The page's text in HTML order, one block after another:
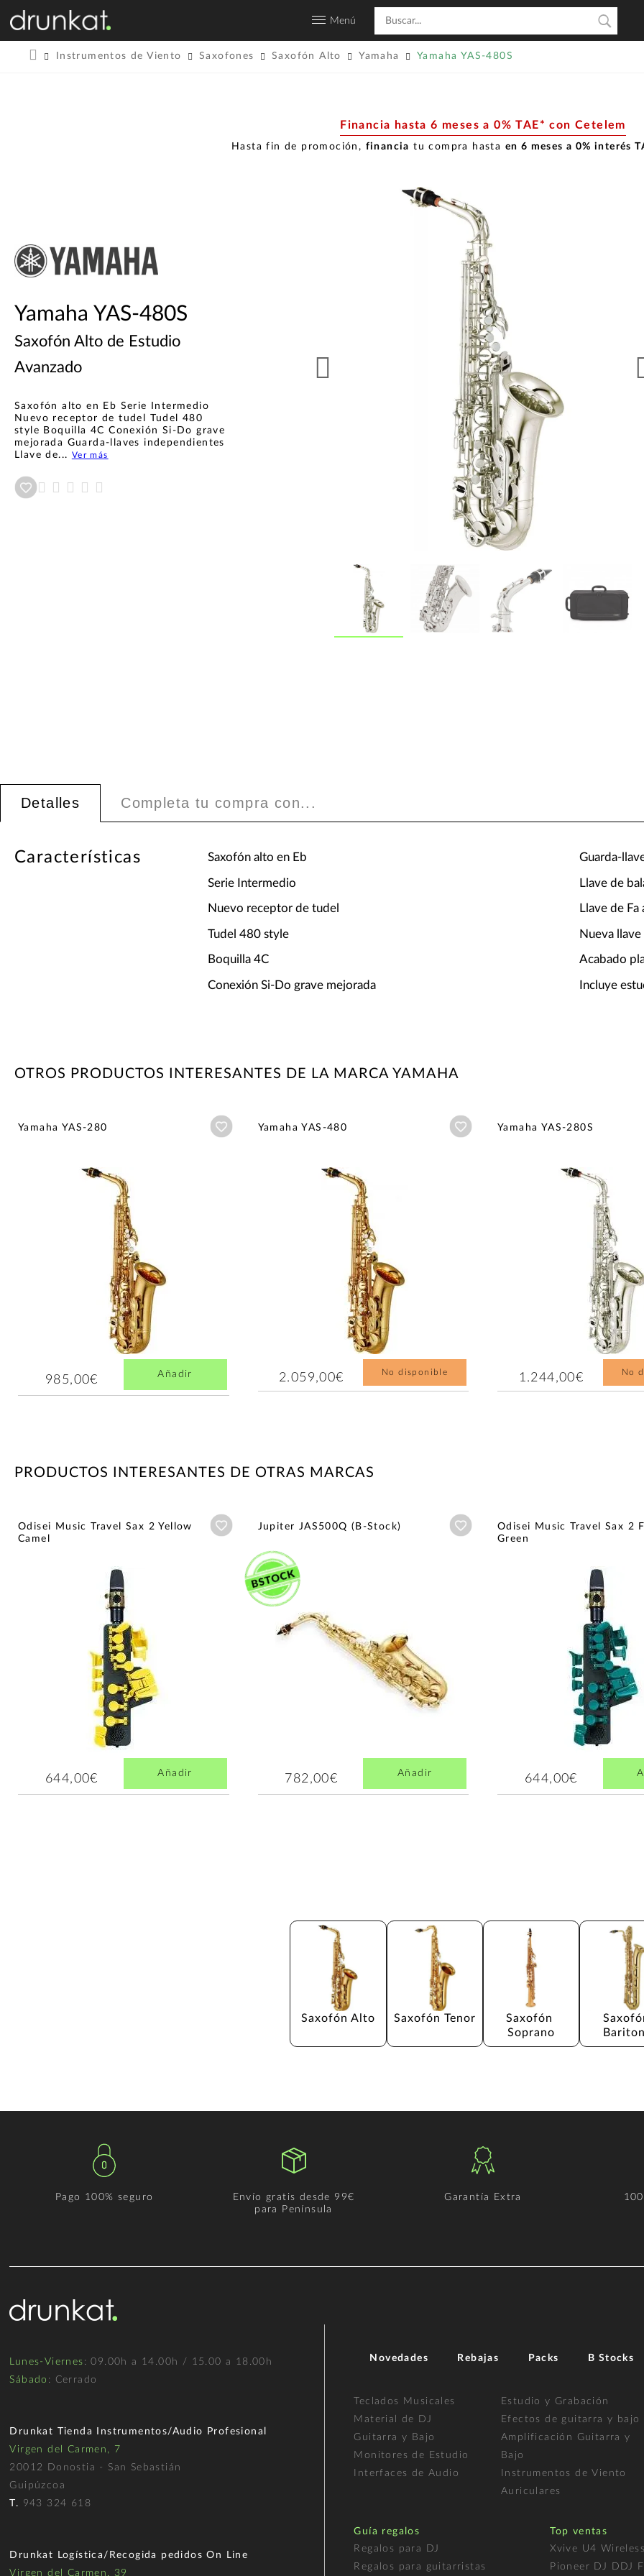
Menú
Instrumentos de Viento Saxofones Saxofón Alto Yamaha Yamaha YAS-480S
Financia hasta 6 meses a 0% TAE* con Cetelem
Hasta fin de promoción, financia tu compra hasta en 6 meses a 0% interés
Yamaha YAS-480S
Saxofón Alto de Estudio
Avanzado
Saxofón alto en Eb Serie Intermedio
Nuevo receptor de tudel Tudel 480
style Boquilla 4C Conexión Si-Do grave
mejorada Guarda-llaves independientes
Llave de... Ver más
Añadir a wishlist
Detalles Completa tu compra con...
Características Saxofón alto en Eb
Serie Intermedio
Nuevo receptor de tudel
Tudel 480 style
Boquilla 4C
Conexión Si-Do grave mejorada
Guarda-
Llave de
Llave de Fa
Nueva
Acabado
Incluye
OTROS PRODUCTOS INTERESANTES DE LA MARCA YAMAHA
Yamaha YAS-280 Añadir a wishlist
985,00€ Añadir
Yamaha YAS-480 Añadir a wishlist
2.059,00€ No disponible
Yamaha YAS-280S
1.244,00€ No
PRODUCTOS INTERESANTES DE OTRAS MARCAS
Odisei Music Travel Sax 2 Yellow
Camel
Añadir a wishlist
644,00€ Añadir
Jupiter JAS500Q (B-Stock) Añadir a wishlist
782,00€ Añadir
Odisei Music Travel Sax 2
Green
644,00€
Saxofón Alto Saxofón Tenor
Saxofón
Soprano
Pago 100% seguro
Envío gratis desde 99€
para Península
Garantía Extra
Lunes-Viernes : 09.00h a 14.00h / 15.00 a 18.00h
Sábado : Cerrado
Drunkat Tienda Instrumentos/Audio Profesional
Virgen del Carmen, 7
20012 Donostia - San Sebastián
Guipúzcoa
T. 943 324 618
Drunkat Logística/Recogida pedidos On Line
Virgen del Carmen, 39
Novedades Rebajas Packs B Stocks
Teclados Musicales
Material de DJ
Guitarra y Bajo
Monitores de Estudio
Interfaces de Audio
Estudio y Grabación
Efectos de guitarra y bajo
Amplificación Guitarra y
Bajo
Instrumentos de Viento
Auriculares
Guía regalos
Regalos para DJ
Regalos para guitarristas
Top ventas
Xvive U4
Pioneer DJ DDJ